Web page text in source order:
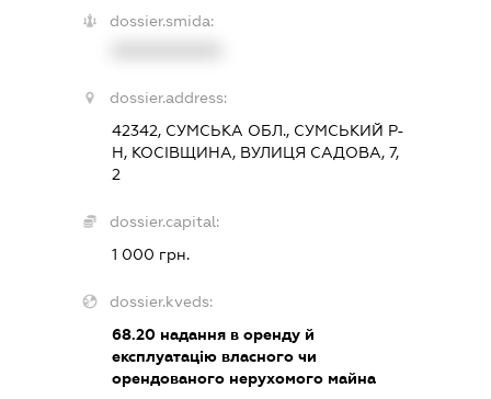
dossier.smida:
dossier.address:
42342, СУМСЬКА ОБЛ., СУМСЬКИЙ Р-
Н, КОСІВЩИНА, ВУЛИЦЯ САДОВА, 7,
2
dossier.capital:
1 000 грн.
dossier.kveds:
68.20 надання в оренду й
експлуатацію власного чи
орендованого нерухомого майна